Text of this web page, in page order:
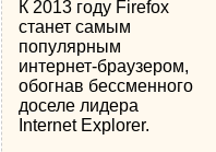
К 2013 году Firefox
станет самым
популярным
интернет-браузером,
обогнав бессменного
доселе лидера
Internet Explorer.